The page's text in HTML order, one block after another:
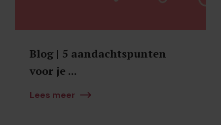
Blog | 5 aandachtspunten
voor je ...
Lees meer